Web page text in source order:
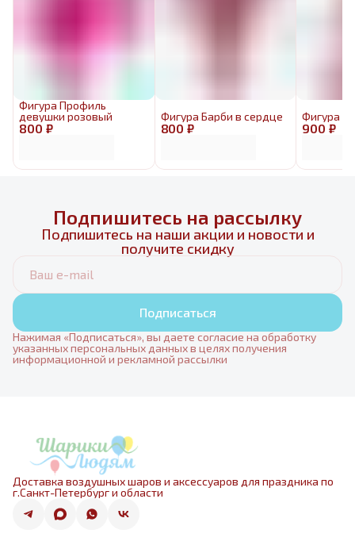
800 ₽
Фигура Профиль
девушки розовый
800 ₽
Фигура Барби в сердце
900 ₽
Фигура
Подпишитесь на рассылку
Подпишитесь на наши акции и новости и
получите скидку
Подписаться
Нажимая «Подписаться», вы даете согласие на обработку
указанных персональных данных в целях получения
информационной и рекламной рассылки
Доставка воздушных шаров и аксессуаров для праздника по
г.Санкт-Петербург и области